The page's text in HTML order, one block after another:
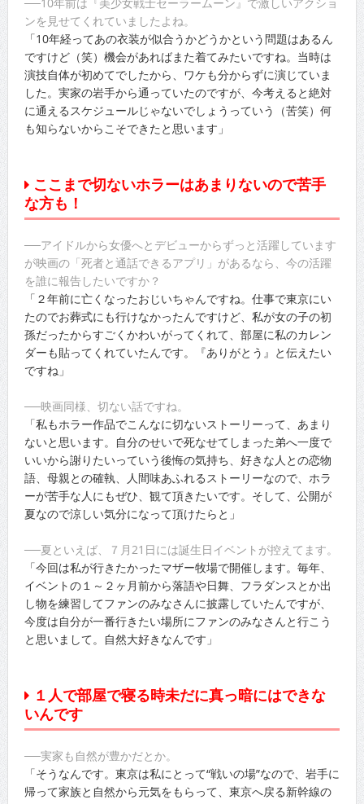
ンを見せてくれていましたよね。
「10年経ってあの衣装が似合うかどうかという問題はあるん
ですけど（笑）機会があればまた着てみたいですね。当時は
演技自体が初めてでしたから、ワケも分からずに演じていま
した。実家の岩手から通っていたのですが、今考えると絶対
に通えるスケジュールじゃないでしょうっていう（苦笑）何
も知らないからこそできたと思います」
ここまで切ないホラーはあまりないので苦手
な方も！
──アイドルから女優へとデビューからずっと活躍しています
が映画の「死者と通話できるアプリ」があるなら、今の活躍
を誰に報告したいですか？
「２年前に亡くなったおじいちゃんですね。仕事で東京にい
たのでお葬式にも行けなかったんですけど、私が女の子の初
孫だったからすごくかわいがってくれて、部屋に私のカレン
ダーも貼ってくれていたんです。『ありがとう』と伝えたい
ですね」
──映画同様、切ない話ですね。
「私もホラー作品でこんなに切ないストーリーって、あまり
ないと思います。自分のせいで死なせてしまった弟へ一度で
いいから謝りたいっていう後悔の気持ち、好きな人との恋物
語、母親との確執、人間味あふれるストーリーなので、ホラ
ーが苦手な人にもぜひ、観て頂きたいです。そして、公開が
夏なので涼しい気分になって頂けたらと」
──夏といえば、７月21日には誕生日イベントが控えてます。
「今回は私が行きたかったマザー牧場で開催します。毎年、
イベントの１～２ヶ月前から落語や日舞、フラダンスとか出
し物を練習してファンのみなさんに披露していたんですが、
今度は自分が一番行きたい場所にファンのみなさんと行こう
と思いまして。自然大好きなんです」
１人で部屋で寝る時未だに真っ暗にはできな
いんです
──実家も自然が豊かだとか。
「そうなんです。東京は私にとって“戦いの場”なので、岩手に
帰って家族と自然から元気をもらって、東京へ戻る新幹線の